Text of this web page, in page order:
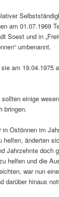
am 01.07.1969
Soest und in
umbenannt.
am 19.04.1975
einige
bringen.
in Ostönnen im
helfen, änderten
Jahrzehnte doch
helfen und die
war nun
darüber hinaus